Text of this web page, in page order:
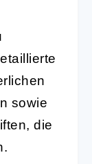
sowie
die